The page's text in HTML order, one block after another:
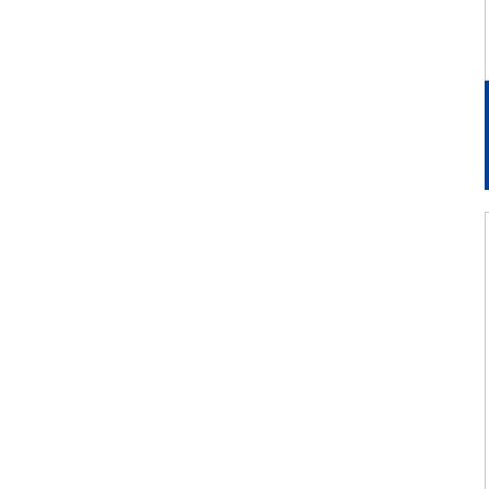
Доритос Тортила Буглес производња линија је
лишћење или екструзију, формирање, пржење
Производња линије за чије Никнакс из Куркуре
карактеристичном текстуром. Обезбеђује
Линија за производњу пиринча за пиринча се